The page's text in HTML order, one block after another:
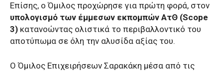
Επίσης, ο Όμιλος προχώρησε για πρώτη φορά, στον
υπολογισμό των έμμεσων εκπομπών ΑτΘ (Scope
3) κατανοώντας ολιστικά το περιβαλλοντικό του
αποτύπωμα σε όλη την αλυσίδα αξίας του.
Ο Όμιλος Επιχειρήσεων Σαρακάκη μέσα από τις